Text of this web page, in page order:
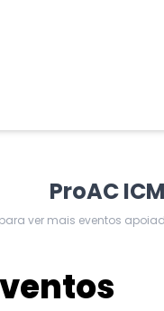
ProAC
ver mais eventos